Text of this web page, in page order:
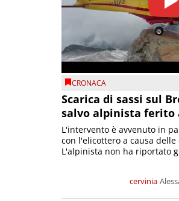
CRONACA
Scarica di sassi sul
salvo alpinista ferito
cervinia
L'intervento è avvenuto in
con l'elicottero a causa
L'alpinista non ha riportato